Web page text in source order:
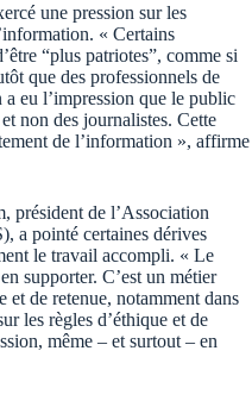
une pression sur les
« Certains
“plus patriotes”, comme si
que des professionnels de
eu l’impression que le public
non des journalistes. Cette
de l’information », affirme
président de l’Association
a pointé certaines dérives
le travail accompli. « Le
supporter. C’est un métier
et de retenue, notamment dans
les règles d’éthique et de
même – et surtout – en